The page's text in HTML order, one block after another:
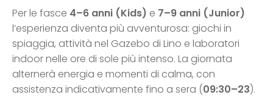
Per le fasce 4–6 anni (Kids) e 7–9 anni (Junior)
l’esperienza diventa più avventurosa: giochi in
spiaggia, attività nel Gazebo di Lino e laboratori
indoor nelle ore di sole più intenso. La giornata
alternerà energia e momenti di calma, con
assistenza indicativamente fino a sera (09:30–23).